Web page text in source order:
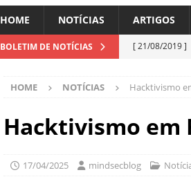
HOME NOTÍCIAS ARTIGOS
BOLETIM DE NOTÍCIAS [ 21/08/2019 ]
[ 06/08/2026 ]
NOTÍCIAS
HOME NOTÍCIAS Hacktivismo
Hacktivismo em
17/04/2025 mindsecblog